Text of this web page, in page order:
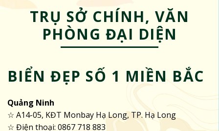
TRỤ SỞ CHÍNH, VĂN
PHÒNG ĐẠI DIỆN
BIỂN ĐẸP SỐ 1 MIỀN BẮC
Quảng Ninh
☆ A14-05, KĐT Monbay Hạ Long, TP. Hạ Long
☆ Điện thoại: 0867 718 883